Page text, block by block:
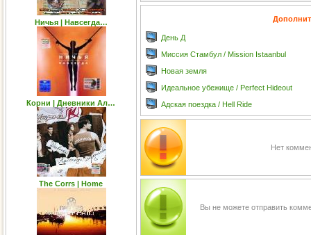
Ничья | Навсегда…
Корни | Дневники Ал…
The Corrs | Home
День Д
Миссия Стамбул / Mission Istaanbul
Новая земля
Идеальное убежище / Perfect Hideout
Адская поездка / Hell Ride
Нет
Вы не можете отправить